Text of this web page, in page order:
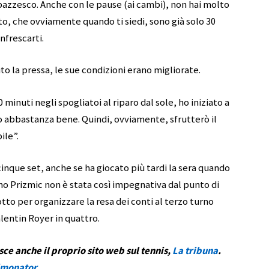
Anche con le pause (ai cambi), non hai molto
che ovviamente quando ti siedi, sono già solo 30
la pressa, le sue condizioni erano migliorate.
minuti negli spogliatoi al riparo dal sole, ho iniziato a
bene. Quindi, ovviamente, sfrutterò il
set, anche se ha giocato più tardi la sera quando
Prizmic non è stata così impegnativa dal punto di
per organizzare la resa dei conti al terzo turno
Royer in quattro.
anche il proprio sito web sul tennis,La tribuna.